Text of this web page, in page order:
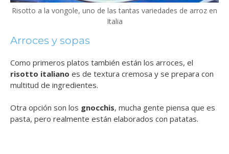
Risotto a la vongole, uno de las tantas variedades de arroz en
Italia
Arroces y sopas
Como primeros platos también están los arroces, el
risotto italiano es de textura cremosa y se prepara con
multitud de ingredientes.
Otra opción son los gnocchis, mucha gente piensa que es
pasta, pero realmente están elaborados con patatas.